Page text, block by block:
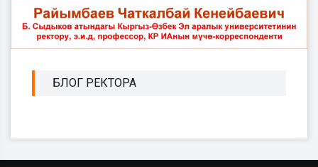
БЛОГ РЕКТОРА